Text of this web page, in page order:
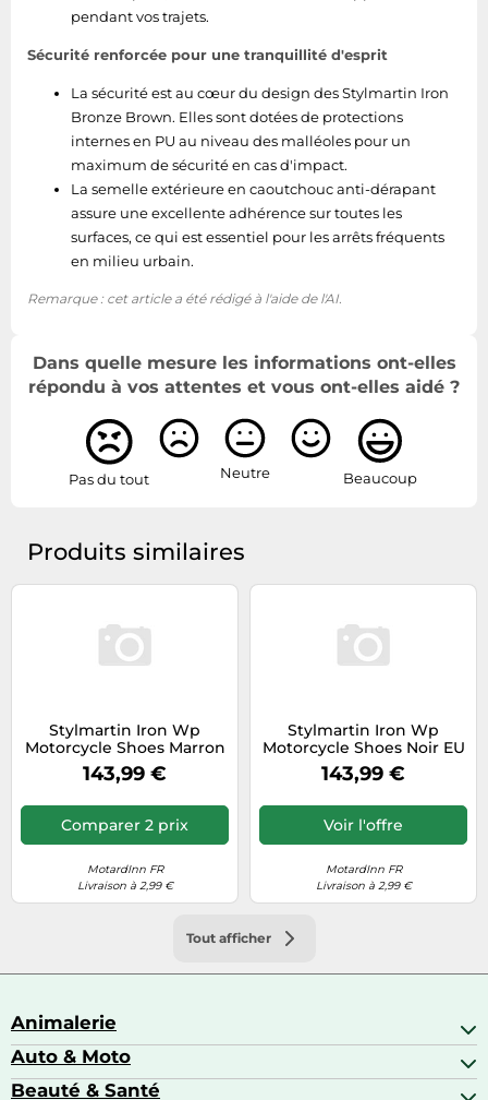
pendant vos trajets.
Sécurité renforcée pour une tranquillité d'esprit
La sécurité est au cœur du design des Stylmartin Iron
Bronze Brown. Elles sont dotées de protections
internes en PU au niveau des malléoles pour un
maximum de sécurité en cas d'impact.
La semelle extérieure en caoutchouc anti-dérapant
assure une excellente adhérence sur toutes les
surfaces, ce qui est essentiel pour les arrêts fréquents
en milieu urbain.
Remarque : cet article a été rédigé à l'aide de l'AI.
Dans quelle mesure les informations ont-elles
répondu à vos attentes et vous ont-elles aidé ?
Pas du tout Neutre Beaucoup
Produits similaires
Stylmartin Iron Wp
Motorcycle Shoes Marron
EU 38 Homme
143,99 €
Comparer 2 prix
MotardInn FR
Livraison à 2,99 €
Stylmartin Iron Wp
Motorcycle Shoes Noir EU
38 Homme
143,99 €
Voir l'offre
MotardInn FR
Livraison à 2,99 €
Tout afficher
Animalerie
Abris pour animaux sauvages
Aquariophilie
Auto & Moto
Accessoires auto
Beauté & Santé